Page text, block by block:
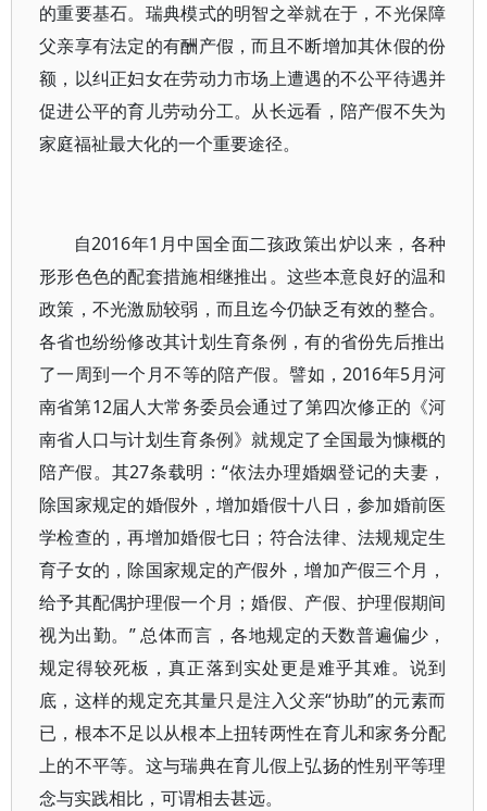
的重要基石。瑞典模式的明智之举就在于，不光保障
父亲享有法定的有酬产假，而且不断增加其休假的份
额，以纠正妇女在劳动力市场上遭遇的不公平待遇并
促进公平的育儿劳动分工。从长远看，陪产假不失为
家庭福祉最大化的一个重要途径。
自2016年1月中国全面二孩政策出炉以来，各种
形形色色的配套措施相继推出。这些本意良好的温和
政策，不光激励较弱，而且迄今仍缺乏有效的整合。
各省也纷纷修改其计划生育条例，有的省份先后推出
了一周到一个月不等的陪产假。譬如，2016年5月河
南省第12届人大常务委员会通过了第四次修正的《河
南省人口与计划生育条例》就规定了全国最为慷概的
陪产假。其27条载明：“依法办理婚姻登记的夫妻，
除国家规定的婚假外，增加婚假十八日，参加婚前医
学检查的，再增加婚假七日；符合法律、法规规定生
育子女的，除国家规定的产假外，增加产假三个月，
给予其配偶护理假一个月；婚假、产假、护理假期间
视为出勤。” 总体而言，各地规定的天数普遍偏少，
规定得较死板，真正落到实处更是难乎其难。说到
底，这样的规定充其量只是注入父亲“协助”的元素而
已，根本不足以从根本上扭转两性在育儿和家务分配
上的不平等。这与瑞典在育儿假上弘扬的性别平等理
念与实践相比，可谓相去甚远。